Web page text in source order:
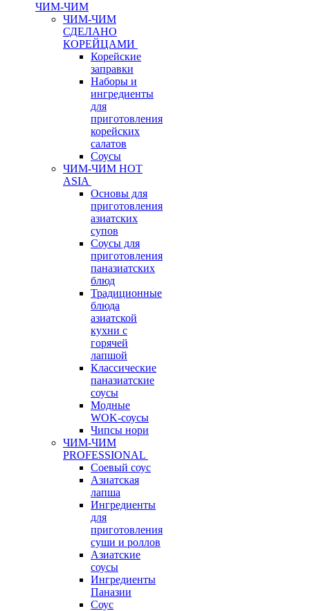
ЧИМ-ЧИМ
ЧИМ-ЧИМ
СДЕЛАНО
КОРЕЙЦАМИ
Корейские
заправки
Наборы и
ингредиенты
для
приготовления
корейских
салатов
Соусы
ЧИМ-ЧИМ HOT
ASIA
Основы для
приготовления
азиатских
супов
Соусы для
приготовления
паназиатских
блюд
Традиционные
блюда
азиатской
кухни с
горячей
лапшой
Классические
паназиатские
соусы
Модные
WOK-соусы
Чипсы нори
ЧИМ-ЧИМ
PROFESSIONAL
Соевый соус
Азиатская
лапша
Ингредиенты
для
приготовления
суши и роллов
Азиатские
соусы
Ингредиенты
Паназии
Соус